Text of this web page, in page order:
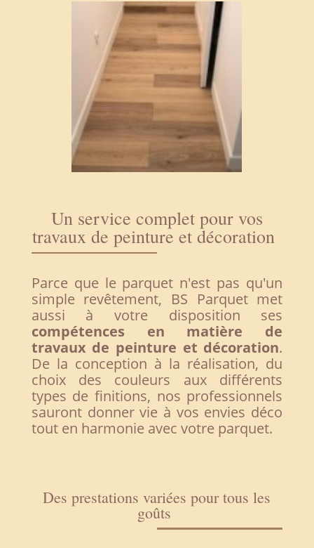
Un service complet pour vos
travaux de peinture et décoration
Parce que le parquet n'est pas qu'un
simple revêtement, BS Parquet met
aussi à votre disposition ses
compétences en matière de
travaux de peinture et décoration.
De la conception à la réalisation, du
choix des couleurs aux différents
types de finitions, nos professionnels
sauront donner vie à vos envies déco
tout en harmonie avec votre parquet.
Des prestations variées pour tous les
goûts